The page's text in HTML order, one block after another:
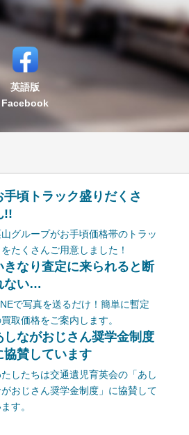
英語版
Facebook
手頃トラック盛りだくさ
!!
グループがお手頃価格帯のトラッ
たくさんご用意しました！
きなり査定に来られると断
ない…
で写真を送るだけ！簡単に暫定
取価格をご案内します。
しながおじさん奨学金制度
協賛しています
たしたちは交通遺児育英会の「あし
がおじさん奨学金制度」に協賛して
す。